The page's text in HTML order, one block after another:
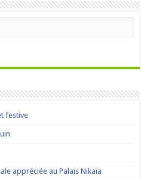
festive
appréciée au Palais Nikaïa